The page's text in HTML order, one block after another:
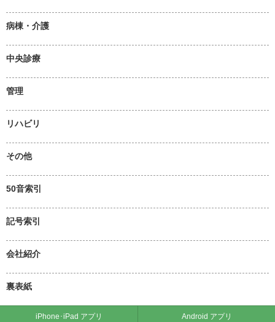
病棟・介護
中央診療
管理
リハビリ
その他
50音索引
記号索引
会社紹介
裏表紙
iPhone･iPad アプリ Android アプリ